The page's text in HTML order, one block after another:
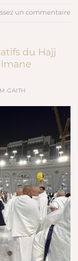
un commentaire
du Hajj
GAITH